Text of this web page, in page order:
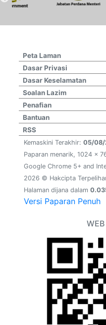
Peta Laman
Dasar Privasi
Dasar Keselamatan
Soalan Lazim
Penafian
Bantuan
RSS
Kemaskini Terakhir: 05/08/
Paparan menarik, 1024 x
Google Chrome 5+ and
2026 © Hakcipta
Halaman dijana dalam
Versi Paparan Penuh